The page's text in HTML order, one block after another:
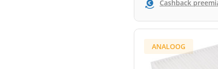
Cashback
ANALOOG